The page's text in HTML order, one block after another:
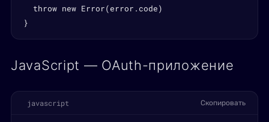
  throw new Error(error.code)
}
JavaScript — OAuth-приложение
javascript Скопировать